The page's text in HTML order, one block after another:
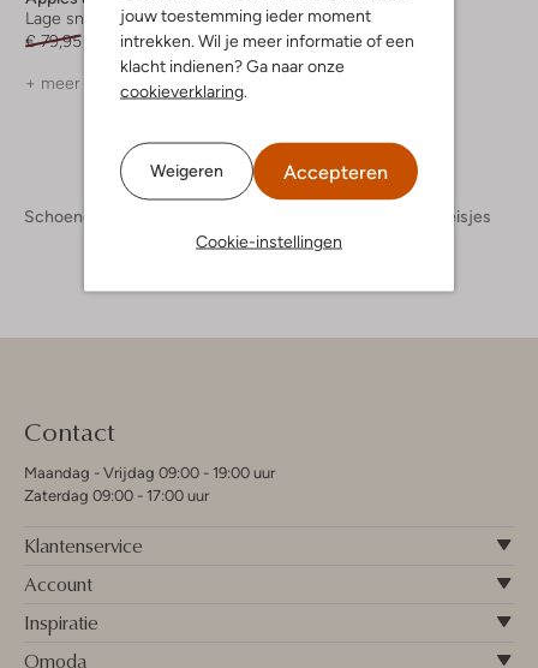
jouw toestemming ieder moment
intrekken. Wil je meer informatie of een
klacht indienen? Ga naar onze
cookieverklaring
Weigeren Accepteren
Cookie-instellingen
Lage sneakers
€ 79,95
€ 31,99
+ meer kleuren
Lage sneakers
€ 74,95 € 29,99
Schoenen Sneakers Meisjes
Contact
Maandag - Vrijdag 09:00 - 19:00 uur
Zaterdag 09:00 - 17:00 uur
Klantenservice
Account
Inspiratie
Omoda